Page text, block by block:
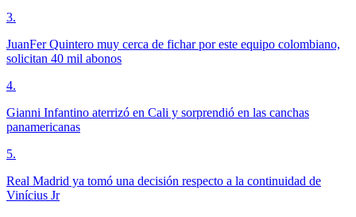
3.
JuanFer Quintero muy cerca de fichar por este equipo colombiano,
solicitan 40 mil abonos
4.
Gianni Infantino aterrizó en Cali y sorprendió en las canchas
panamericanas
5.
Real Madrid ya tomó una decisión respecto a la continuidad de
Vinícius Jr